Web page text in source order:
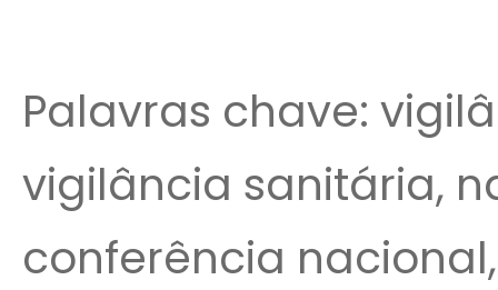
Palavras chave:
vigilância sanitária,
conferência